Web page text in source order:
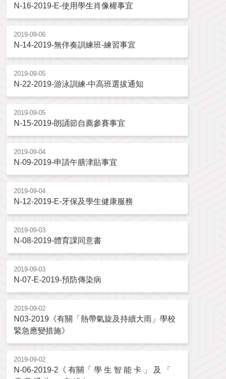
N-16-2019-E-使用學生肖像權事宜
2019-09-06
N-14-2019-無伴奏訓練班-練習事宜
2019-09-05
N-22-2019-游泳訓練-中高班選拔通知
2019-09-05
N-15-2019-朗誦節自薦參賽事宜
2019-09-04
N-09-2019-申請午膳津貼事宜
2019-09-04
N-12-2019-E-牙保及學生健康服務
2019-09-03
N-08-2019-體育課同意書
2019-09-03
N-07-E-2019-預防傳染病
2019-09-02
N03-2019《有關「熱帶氣旋及持續大雨」學校
緊急應變措施》
2019-09-02
N-06-2019-2《 有關「 學 生 智 能 卡 」 及 「